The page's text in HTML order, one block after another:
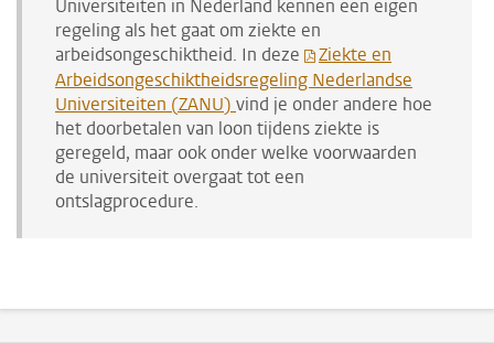
Universiteiten in Nederland kennen een eigen
regeling als het gaat om ziekte en
arbeidsongeschiktheid. In deze
Ziekte en
Arbeidsongeschiktheidsregeling Nederlandse
Universiteiten (ZANU) vind je onder andere hoe
het doorbetalen van loon tijdens ziekte is
geregeld, maar ook onder welke voorwaarden
de universiteit overgaat tot een
ontslagprocedure.